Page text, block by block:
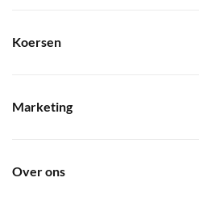
Koersen
Marketing
Over ons